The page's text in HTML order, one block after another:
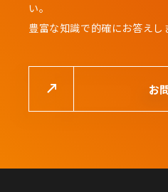
い。
豊富な知識で的確にお答えし
お